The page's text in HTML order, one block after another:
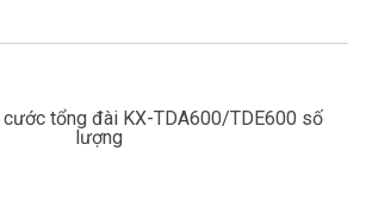
cước tổng đài KX-TDA600/TDE600 số
lượng